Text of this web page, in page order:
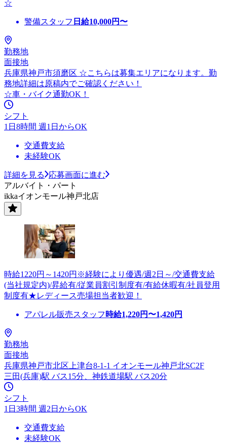
☆
警備スタッフ 日給10,000円〜
勤務地
面接地
兵庫県神戸市須磨区 ☆こちらは募集エリアになります。勤
務地詳細は原稿内でご確認ください！
☆車・バイク通勤OK！
シフト
1日8時間 週1日からOK
交通費支給
未経験OK
詳細を見る
応募画面に進む
アルバイト・パート
ikkaイオンモール神戸北店
時給1220円～1420円※経験により優遇/週2日～/交通費支給
(当社規定内)/昇給有/従業員割引制度有/有給休暇有/社員登用
制度有★レディース売場担当者歓迎！
アパレル販売スタッフ 時給1,220円〜1,420円
勤務地
面接地
兵庫県神戸市北区上津台8-1-1 イオンモール神戸北SC2F
三田(兵庫)駅 バス15分、神鉄道場駅 バス20分
シフト
1日3時間 週2日からOK
交通費支給
未経験OK